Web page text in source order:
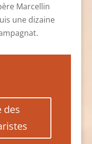
Marcellin
une dizaine
des